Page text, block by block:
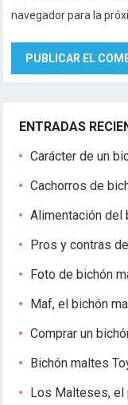
navegador para la
ENTRADAS
Carácter de un
Cachorros de
Alimentación del
Pros y contras
Foto de bichón
Maf, el bichón
Comprar un
Bichón maltes
Los Malteses, el